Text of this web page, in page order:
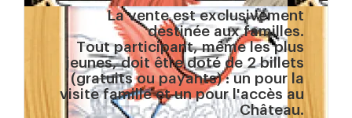
La vente est exclusivement
destinée aux familles.
Tout participant, même les plus
jeunes, doit être doté de 2 billets
(gratuits ou payants) : un pour la
visite famille et un pour l'accès au
Château.